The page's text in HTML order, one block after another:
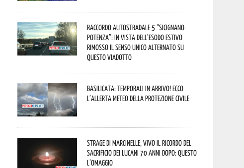
Raccordo Autostradale 5 “Sicignano-
Potenza”: in vista dell’esodo estivo
rimosso il senso unico alternato su
questo viadotto
Basilicata: temporali in arrivo! Ecco
l’allerta meteo della Protezione civile
Strage di Marcinelle, vivo il ricordo del
sacrificio dei lucani 70 anni dopo: questo
l’omaggio